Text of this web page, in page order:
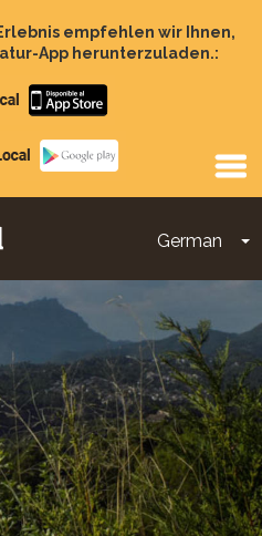
empfehlen wir Ihnen,
App herunterzuladen.:
Apple
store
Google
Play
German
Main
navigation